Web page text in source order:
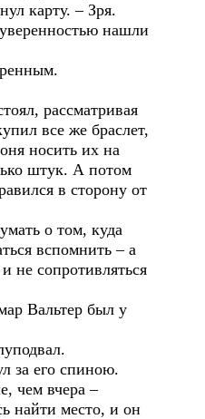
карту. – Зря.
нашли
рассматривая
все же браслет,
носить их на
штук. А потом
в сторону от
о том, куда
вспомнить – а
не сопротивляться
Вальтер был у
за его спиною.
чем вчера –
найти место, и он